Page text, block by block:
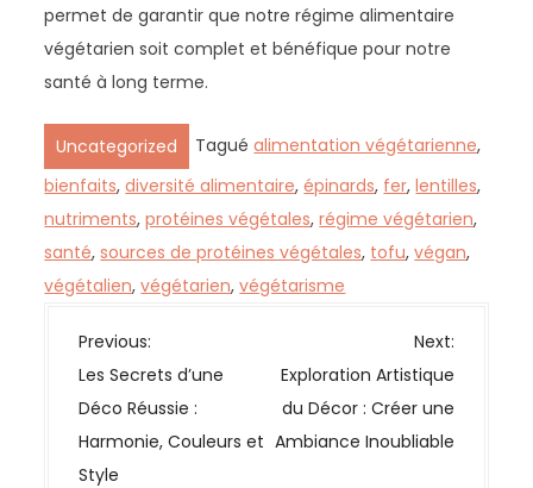
permet de garantir que notre régime alimentaire
végétarien soit complet et bénéfique pour notre
santé à long terme.
Uncategorized Taguéalimentation végétarienne,
bienfaits,diversité alimentaire,épinards, fer,lentilles,
nutriments,protéines végétales,régime végétarien,
santé,sources de protéines végétales, tofu,végan,
végétalien,végétarien,végétarisme
N
a
v
i
g
Previous:
Les Secrets d’une
Déco Réussie :
Harmonie, Couleurs et
Style
Next:
Exploration Artistique
du Décor : Créer une
Ambiance Inoubliable